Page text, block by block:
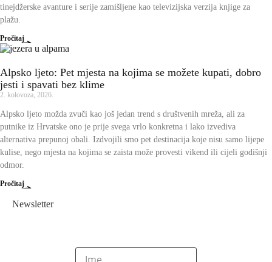
tinejdžerske avanture i serije zamišljene kao televizijska verzija knjige za
plažu.
Pročitaj
Alpsko ljeto: Pet mjesta na kojima se možete kupati, dobro
jesti i spavati bez klime
2. kolovoza, 2026.
Alpsko ljeto možda zvuči kao još jedan trend s društvenih mreža, ali za
putnike iz Hrvatske ono je prije svega vrlo konkretna i lako izvediva
alternativa prepunoj obali. Izdvojili smo pet destinacija koje nisu samo lijepe
kulise, nego mjesta na kojima se zaista može provesti vikend ili cijeli godišnji
odmor.
Pročitaj
Newsletter